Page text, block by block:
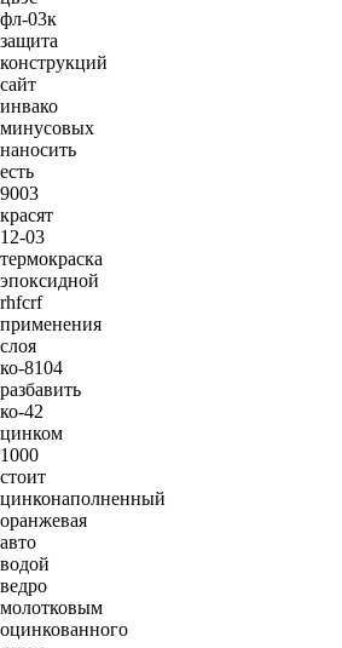
фл-03к
защита
конструкций
сайт
инвако
минусовых
наносить
есть
9003
красят
12-03
термокраска
эпоксидной
rhfcrf
применения
слоя
ко-8104
разбавить
ко-42
цинком
1000
стоит
цинконаполненный
оранжевая
авто
водой
ведро
молотковым
оцинкованного